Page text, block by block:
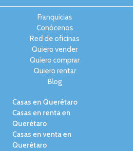
Franquicias
Conócenos
Red de oficinas
Quiero vender
Quiero comprar
Quiero rentar
Blog
Casas en Querétaro
Casas en renta en
Querétaro
Casas en venta en
Querétaro